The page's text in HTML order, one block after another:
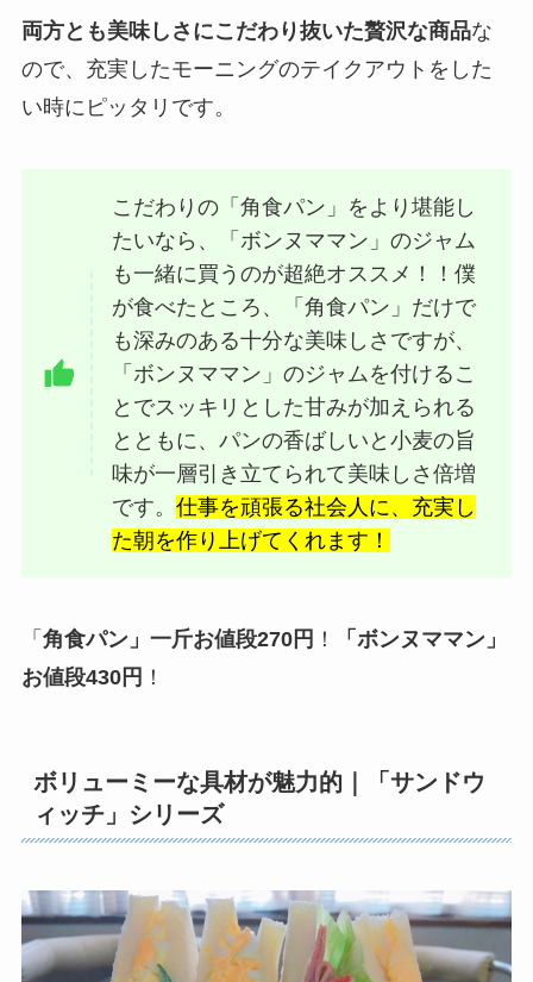
両方とも美味しさにこだわり抜いた贅沢な商品な
ので、充実したモーニングのテイクアウトをした
い時にピッタリです。
こだわりの「角食パン」をより堪能し
たいなら、「ボンヌママン」のジャム
も一緒に買うのが超絶オススメ！！僕
が食べたところ、「角食パン」だけで
も深みのある十分な美味しさですが、
「ボンヌママン」のジャムを付けるこ
とでスッキリとした甘みが加えられる
とともに、パンの香ばしいと小麦の旨
味が一層引き立てられて美味しさ倍増
です。仕事を頑張る社会人に、充実し
た朝を作り上げてくれます！
「 角食パン」一斤お値段270円 ！
「ボンヌママン」
お値段430円 ！
ボリューミーな具材が魅力的｜「サンドウ
ィッチ」シリーズ